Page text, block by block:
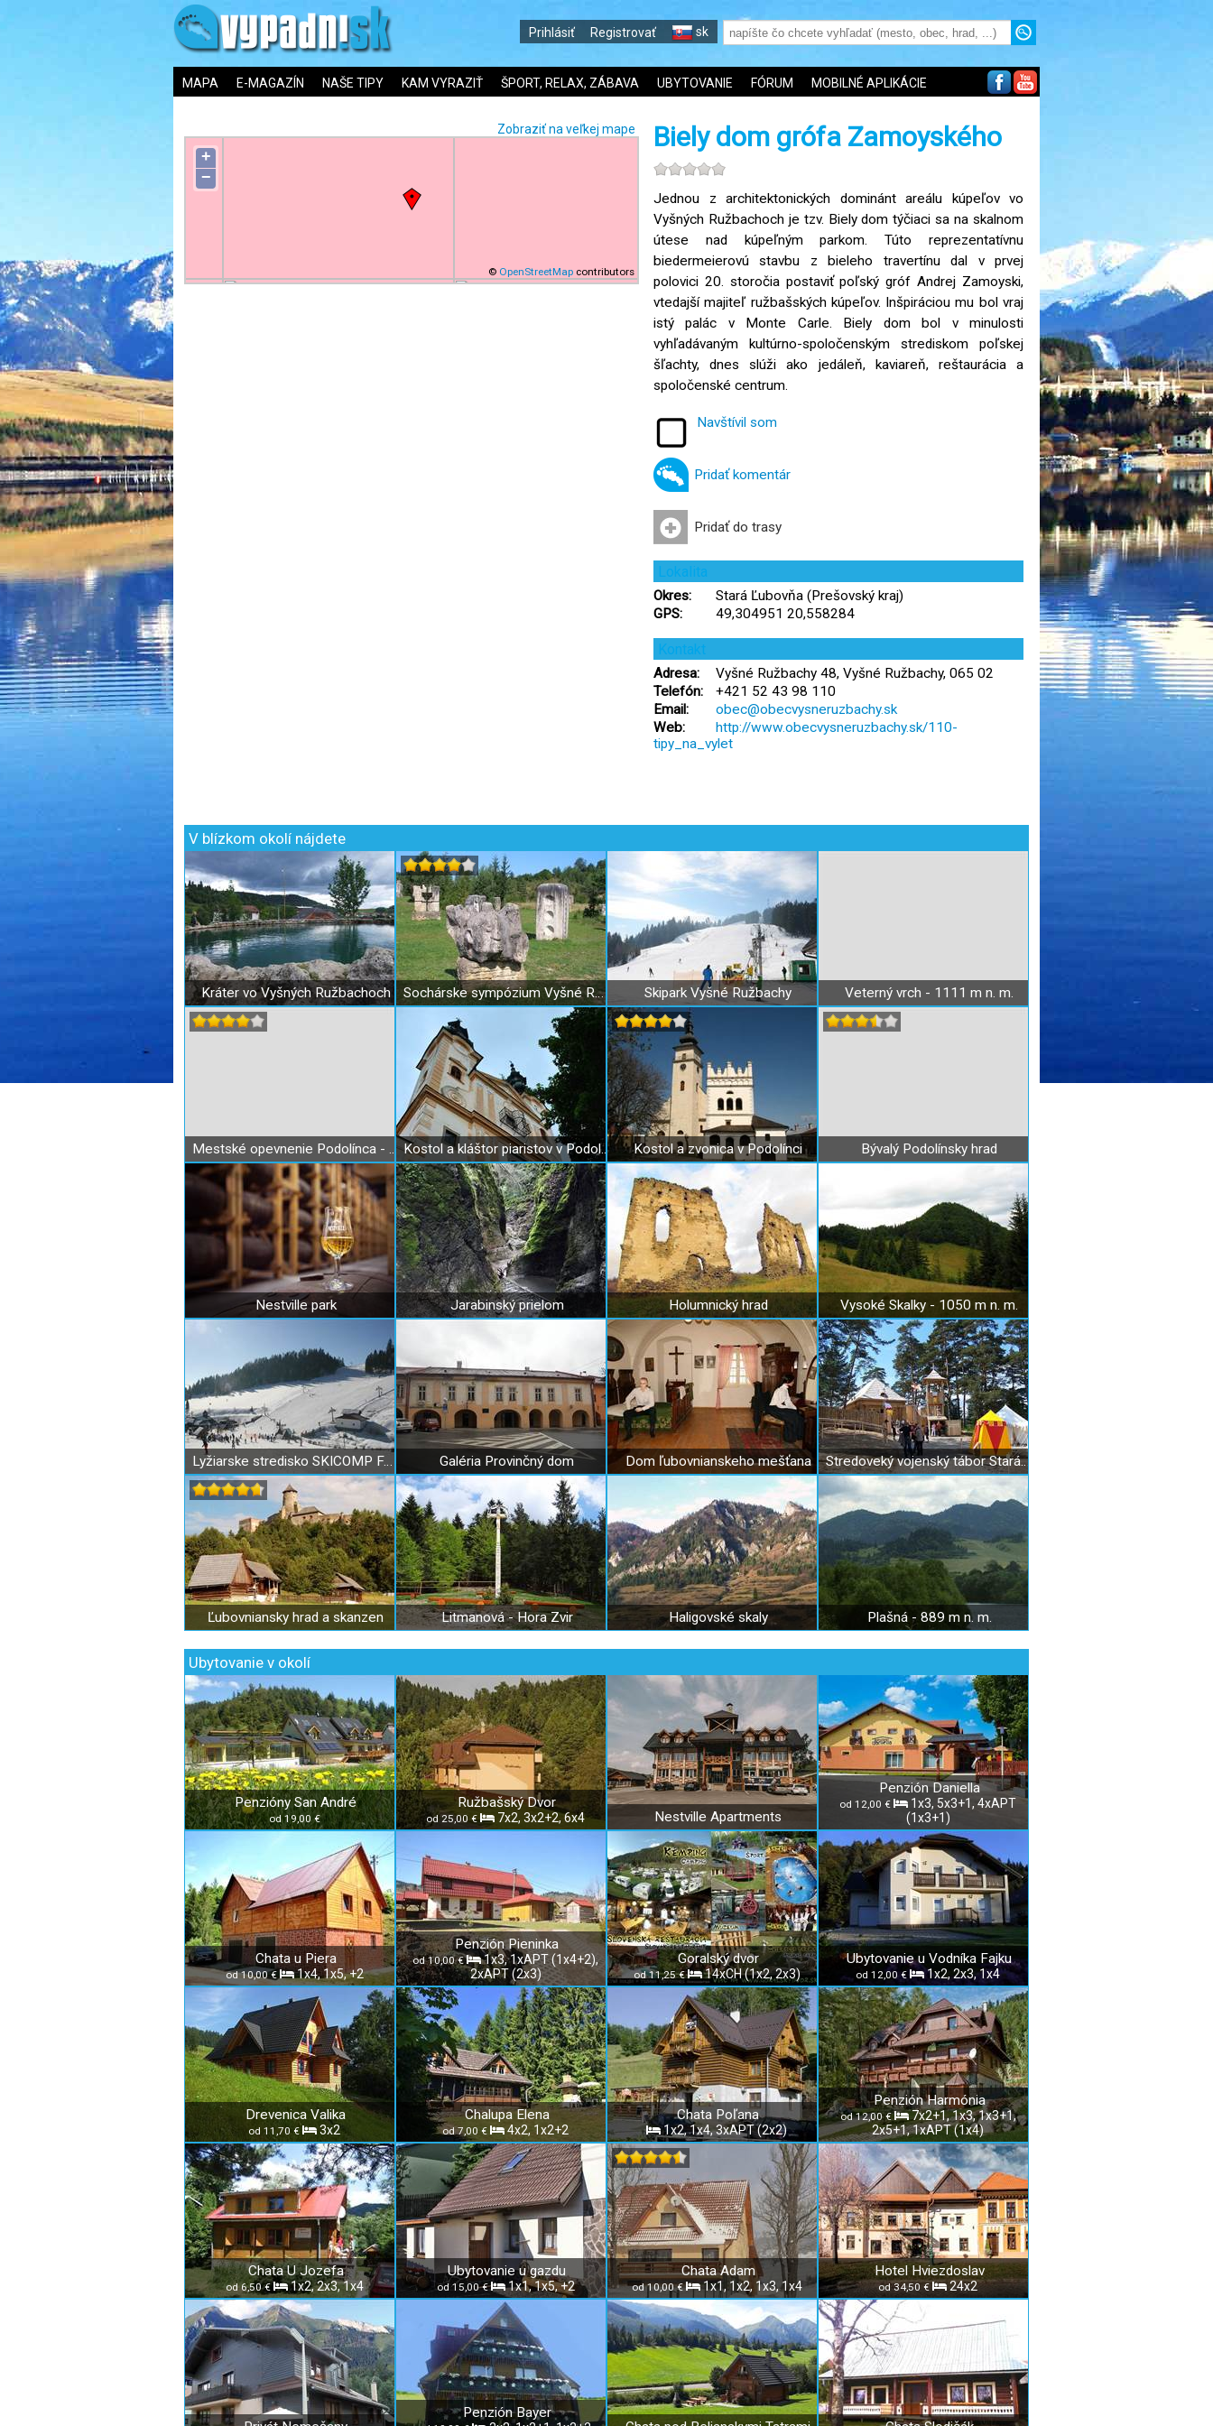
Prihlásiť Registrovať sk
MAPA E-MAGAZÍN NAŠE TIPY KAM VYRAZIŤ ŠPORT, RELAX, ZÁBAVA UBYTOVANIE FÓRUM MOBILNÉ APLIKÁCIE
Zobraziť na veľkej mape
+
−
© OpenStreetMap contributors
Biely dom grófa Zamoyského
Jednou z architektonických dominánt areálu kúpeľov vo
Vyšných Ružbachoch je tzv. Biely dom týčiaci sa na skalnom
útese nad kúpeľným parkom. Túto reprezentatívnu
biedermeierovú stavbu z bieleho travertínu dal v prvej
polovici 20. storočia postaviť poľský gróf Andrej Zamoyski,
vtedajší majiteľ ružbašských kúpeľov. Inšpiráciou mu bol vraj
istý palác v Monte Carle. Biely dom bol v minulosti
vyhľadávaným kultúrno-spoločenským strediskom poľskej
šľachty, dnes slúži ako jedáleň, kaviareň, reštaurácia a
spoločenské centrum.
Navštívil som
Pridať komentár
Pridať do trasy
Lokalita
Okres:
Stará Ľubovňa (Prešovský kraj)
GPS:
49,304951 20,558284
Kontakt
Adresa:
Vyšné Ružbachy 48, Vyšné Ružbachy, 065 02
Telefón:
+421 52 43 98 110
Email:
obec@obecvysneruzbachy.sk
Web:
http://www.obecvysneruzbachy.sk/110-
tipy_na_vylet
V blízkom okolí nájdete
Kráter vo Vyšných Ružbachoch Sochárske sympózium Vyšné Ružbachy Skipark Vyšné Ružbachy Veterný vrch - 1111 m n. m.
Mestské opevnenie Podolínca - strážne veže Kostol a kláštor piaristov v Podolínci Kostol a zvonica v Podolínci Bývalý Podolínsky hrad
Nestville park Jarabinský prielom Holumnický hrad Vysoké Skalky - 1050 m n. m.
Lyžiarske stredisko SKICOMP FAKĽOVKA Litmanová Galéria Provinčný dom Dom ľubovnianskeho mešťana Stredoveký vojenský tábor Stará Ľubovňa
Ľubovniansky hrad a skanzen Litmanová - Hora Zvir Haligovské skaly Plašná - 889 m n. m.
Ubytovanie v okolí
Penzióny San André
od 19,00 €
Ružbašský Dvor
od 25,00 € 7x2, 3x2+2, 6x4 Nestville Apartments
Penzión Daniella
od 12,00 €
1x3, 5x3+1, 4xAPT
(1x3+1)
Chata u Piera
od 10,00 € 1x4, 1x5, +2
Penzión Pieninka
od 10,00 €
1x3, 1xAPT (1x4+2),
2xAPT (2x3)
Goralský dvor
od 11,25 € 14xCH (1x2, 2x3)
Ubytovanie u Vodníka Fajku
od 12,00 € 1x2, 2x3, 1x4
Drevenica Valika
od 11,70 € 3x2
Chalupa Elena
od 7,00 € 4x2, 1x2+2
Chata Poľana
1x2, 1x4, 3xAPT (2x2)
Penzión Harmónia
od 12,00 €
7x2+1, 1x3, 1x3+1,
2x5+1, 1xAPT (1x4)
Chata U Jozefa
od 6,50 € 1x2, 2x3, 1x4
Ubytovanie u gazdu
od 15,00 € 1x1, 1x5, +2
Chata Adam
od 10,00 € 1x1, 1x2, 1x3, 1x4
Hotel Hviezdoslav
od 34,50 € 24x2
Penzión Bayer